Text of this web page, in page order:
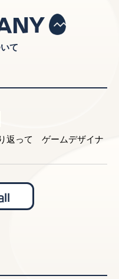
て
返って ゲームデザイナ